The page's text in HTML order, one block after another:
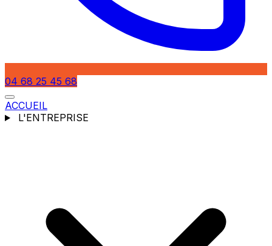
04 68 25 45 68
ACCUEIL
L'ENTREPRISE